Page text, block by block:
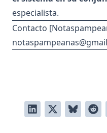
especialista.
Contacto